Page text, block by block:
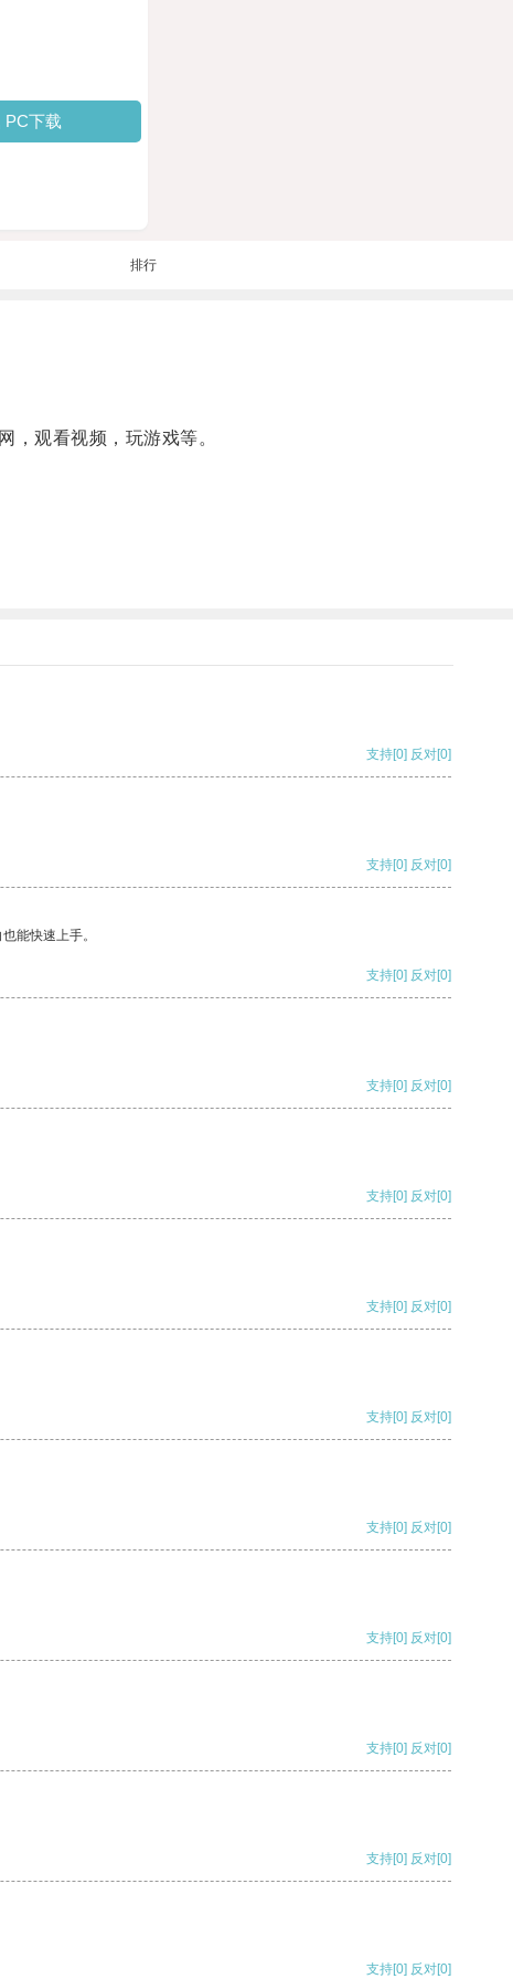
PC下载
排行
观看视频，玩游戏等。
支持[0] 反对[0]
支持[0] 反对[0]
能快速上手。
支持[0] 反对[0]
支持[0] 反对[0]
支持[0] 反对[0]
支持[0] 反对[0]
支持[0] 反对[0]
支持[0] 反对[0]
支持[0] 反对[0]
支持[0] 反对[0]
支持[0] 反对[0]
支持[0] 反对[0]